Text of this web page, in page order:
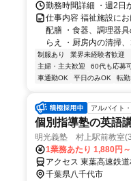
勤務時間詳細 ・週2日
仕事内容 福祉施設に
配膳 ・食器、調理器
らえ ・厨房内の清掃
制服あり 業界未経験者歓迎
主婦・主夫歓迎
60代も応募
車通勤OK
平日のみOK 転勤
アルバイト
個別指導塾の英語
明光義塾 村上駅前教室
1業務あたり 1,880円
アクセス 東葉高速鉄
千葉県八千代市